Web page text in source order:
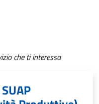
che ti interessa